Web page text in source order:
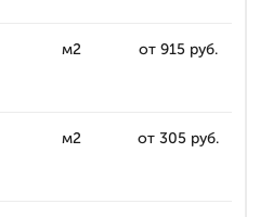
м2 от 915 руб.
м2 от 305 руб.